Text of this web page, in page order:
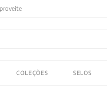
COLEÇÕES SELOS